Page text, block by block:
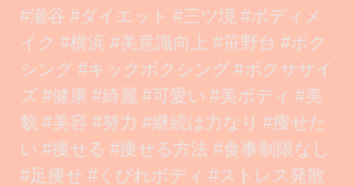
#瀬谷 #ダイエット #三ツ境 #ボディメ
イク #横浜 #美意識向上 #笹野台 #ボク
シング #キックボクシング #ボクササイ
ズ #健康 #綺麗 #可愛い #美ボディ #美
貌 #美容 #努力 #継続は力なり #痩せた
い #痩せる #痩せる方法 #食事制限なし
#足痩せ #くびれボディ #ストレス発散